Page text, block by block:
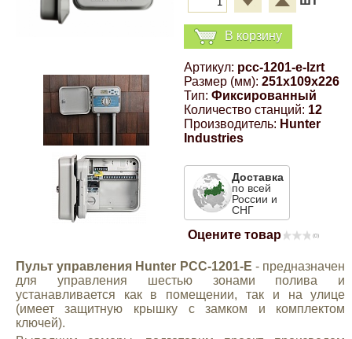
В корзину
Артикул: pcc-1201-e-lzrt
Размер (мм): 251x109x226
Тип: Фиксированный
Количество станций: 12
Производитель: Hunter
Industries
Доставка
по всей
России и
СНГ
Оцените товар (0)
Пульт управления Hunter PCC-1201-E - предназначен
для управления шестью зонами полива и
устанавливается как в помещении, так и на улице
(имеет защитную крышку с замком и комплектом
ключей).
Компрессионные фитинги Poliext
Honda
Infinity
Mazda
Mercedes-Benz
Шпатлевки, штукатурки
Эмали универсальные акриловые
Грунтовки, защитные лаки
Магнитные панели на холодильник